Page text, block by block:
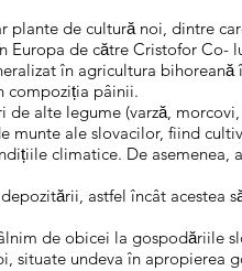
de cultură noi, dintre
de către Cristofor Co-
în agricultura
compoziția pâinii.
alte legume (varză,
ale slovacilor, fiind
climatice. De
astfel încât
de obicei la gospodăriile
situate undeva în apropierea